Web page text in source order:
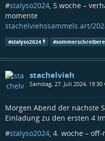
#stalyso2024, 5.woche –
momente
stachelviehssammels.art/
#stalyso2024 #
stachelvieh
Samstag, 27. Juli 2024,
Morgen Abend der nächste
Einladung zu den ersten 4
#stalyso2024 , 4. woche –